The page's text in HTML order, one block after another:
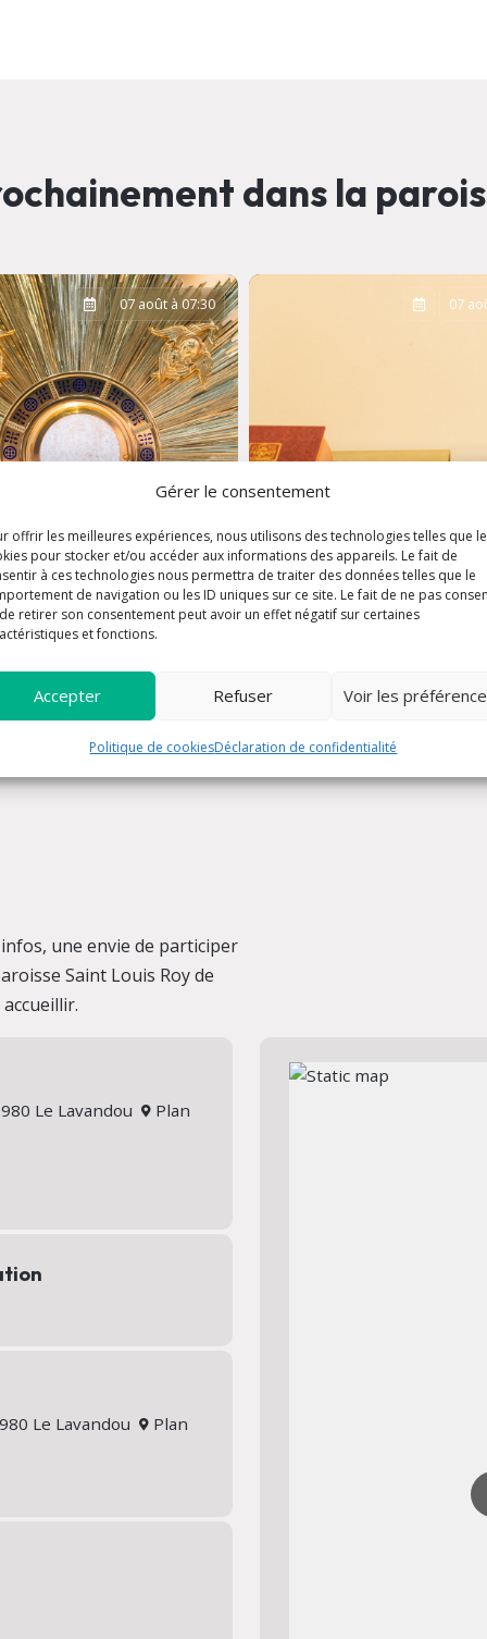
Gérer le consentement
offrir les meilleures expériences, nous utilisons des technologies telles que
pour stocker et/ou accéder aux informations des appareils. Le fait de
à ces technologies nous permettra de traiter des données telles que le
de navigation ou les ID uniques sur ce site. Le fait de ne pas
retirer son consentement peut avoir un effet négatif sur certaines
et fonctions.
Accepter Refuser Voir les
Politique de cookiesDéclaration de confidentialité
dans la
07 août à 07:30
Messe de semaine
07
une envie de participer
Saint Louis Roy de
Le Lavandou
Plan
Le Lavandou
Plan